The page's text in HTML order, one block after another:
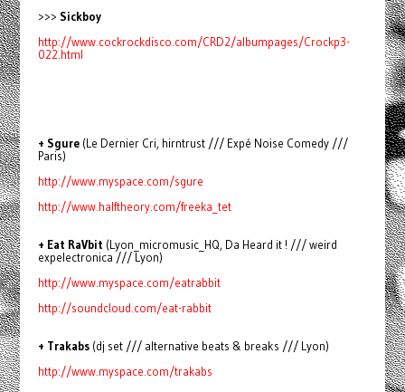
>>> Sickboy
http://www.cockrockdisco.com/CRD2/albumpages/Crockp3-
022.html
+ Sgure(Le Dernier Cri, hirntrust /// Expé Noise Comedy ///
Paris)
http://www.myspace.com/sgure
http://www.halftheory.com/freeka_tet
+ Eat RaVbit (Lyon_micromusic_HQ, Da Heard it ! /// weird
expelectronica /// Lyon)
http://www.myspace.com/eatrabbit
http://soundcloud.com/eat-rabbit
+ Trakabs(dj set /// alternative beats & breaks /// Lyon)
http://www.myspace.com/trakabs